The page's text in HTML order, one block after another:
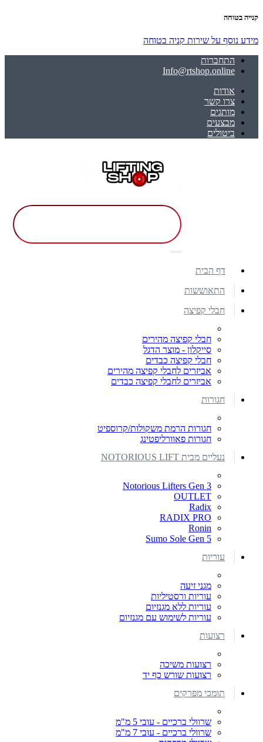
קנייה בטוחה
מידע נוסף על שירות קניה בטוחה
התחברות
Info@rtshop.online
אודות
צרו קשר
מותגים
מבצעים
ביטולים
דף הבית
התאוששות
חבלי קפיצה
חבלי קפיצה מהירים
סייקלון - מוצר הדגל
חבלי קפיצה כבדים
אביזרים לחבלי קפיצה מהירים
אביזרים לחבלי קפיצה כבדים
חגורות
חגורות הרמת משקולות/קרוספיט
חגורות פאוורליפטינג
נעליים מבית NOTORIOUS LIFT
Notorious Lifters Gen 3
OUTLET
Radix
RADIX PRO
Ronin
Sumo Sole Gen 5
עוריות
מגני זיעה
עוריות ורסטיליות
עוריות ללא מגנזיום
עוריות לשימוש עם מגנזיום
רצועות
רצועות משיכה
רצועות שורש כף יד
תומכי מפרקים
שרוולי ברכיים - עובי 5 מ"מ
שרוולי ברכיים - עובי 7 מ"מ